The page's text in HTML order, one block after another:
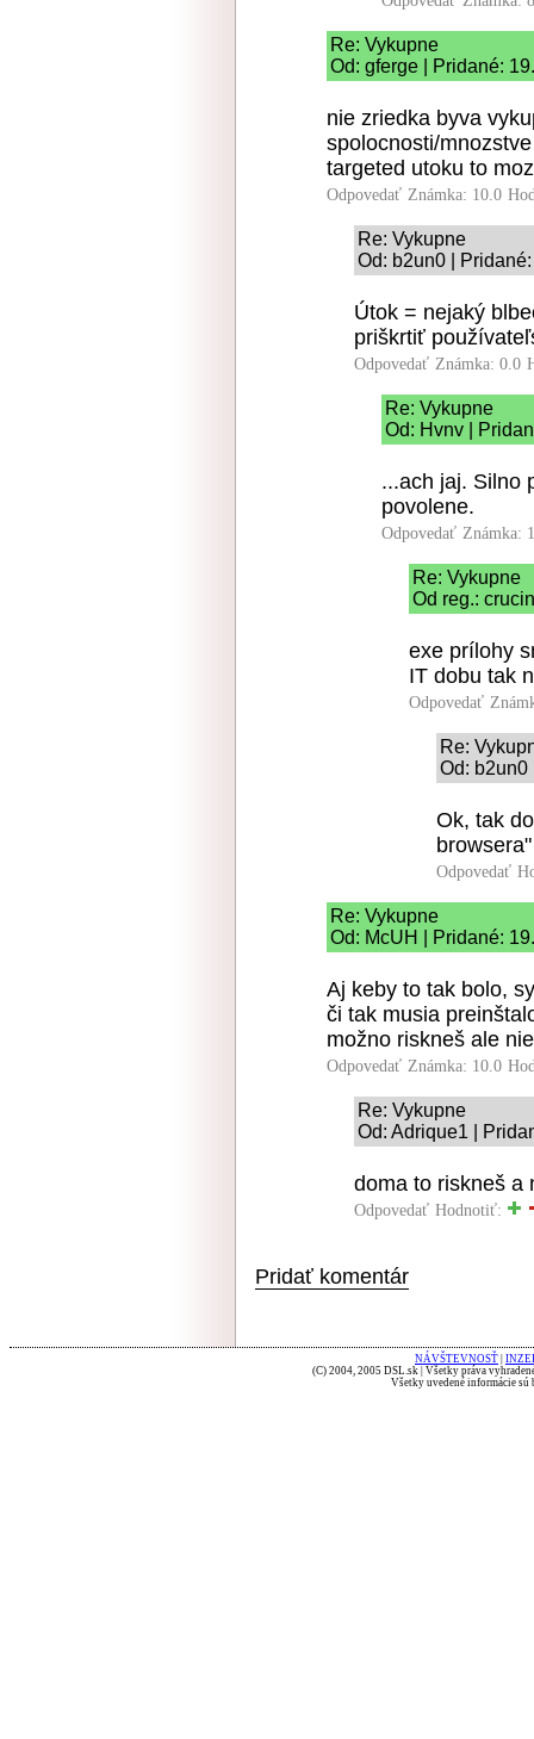
Re: Vykupne
Od: gferge | Pridané:
nie zriedka byva
spolocnosti/
targeted utoku to
Odpovedať Známka: 10.0
Re: Vykupne
Od: b2un0 |
Útok = nejaký
priškrtiť
Odpovedať Známka: 0.0
Re: Vykupne
Od: Hvnv |
...ach jaj. Silno
povolene.
Odpovedať Známka:
Re: Vykupne
Od reg.:
exe prílohy
IT dobu tak
Odpovedať
Re:
Od: b2un0
Ok, tak
Odpovedať
Re: Vykupne
Od: McUH | Pridané:
Aj keby to tak bolo,
či tak musia
možno riskneš ale
Odpovedať Známka: 10.0
Re: Vykupne
Od: Adrique1 |
doma to riskneš a
Odpovedať Hodnotiť:
Pridať komentár
NÁVŠTEVNOSŤ
(C) 2004, 2005 DSL.sk | Všetky práva
Všetky uvedené informácie sú